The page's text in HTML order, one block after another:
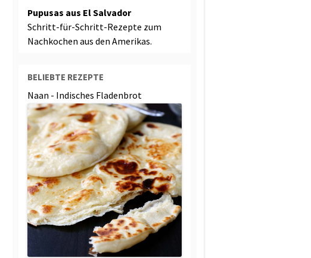
Pupusas aus El Salvador
Schritt-für-Schritt-Rezepte zum
Nachkochen aus den Amerikas.
BELIEBTE REZEPTE
Naan - Indisches Fladenbrot